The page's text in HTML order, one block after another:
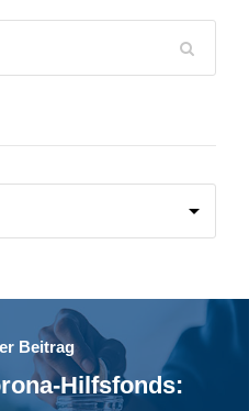
Beitrag
Hilfsfonds: